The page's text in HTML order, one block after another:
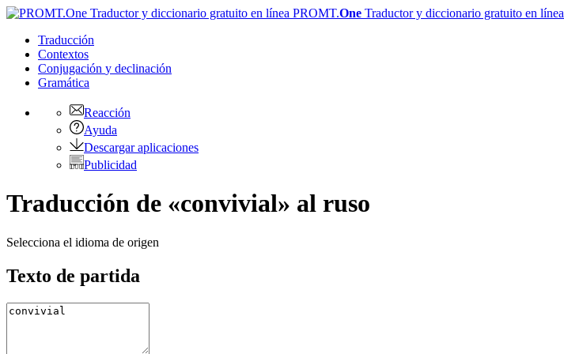
PROMT.One Traductor y diccionario gratuito en línea
Traducción
Contextos
Conjugación y declinación
Gramática
Reacción
Ayuda
Descargar aplicaciones
Publicidad
Traducción de «convivial» al ruso
Selecciona el idioma de origen
Texto de partida